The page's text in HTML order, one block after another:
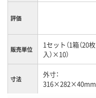
評価
販売単位
1セット（1箱（20枚
入）×10）
寸法
外寸：
316×282×40mm